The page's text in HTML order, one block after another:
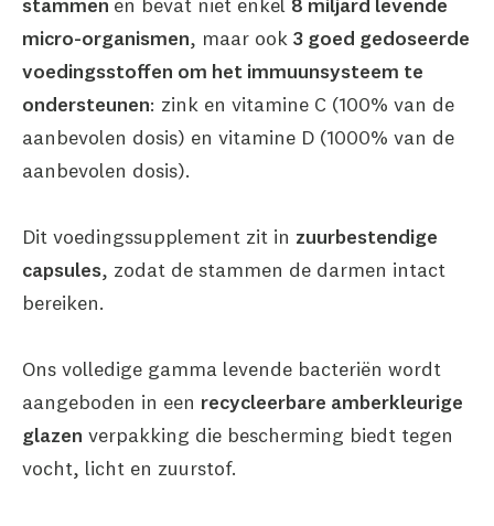
stammen en bevat niet enkel 8 miljard levende
micro-organismen, maar ook 3 goed gedoseerde
voedingsstoffen om het immuunsysteem te
ondersteunen: zink en vitamine C (100% van de
aanbevolen dosis) en vitamine D (1000% van de
aanbevolen dosis).
Dit voedingssupplement zit in zuurbestendige
capsules, zodat de stammen de darmen intact
bereiken.
Ons volledige gamma levende bacteriën wordt
aangeboden in een recycleerbare amberkleurige
glazen verpakking die bescherming biedt tegen
vocht, licht en zuurstof.